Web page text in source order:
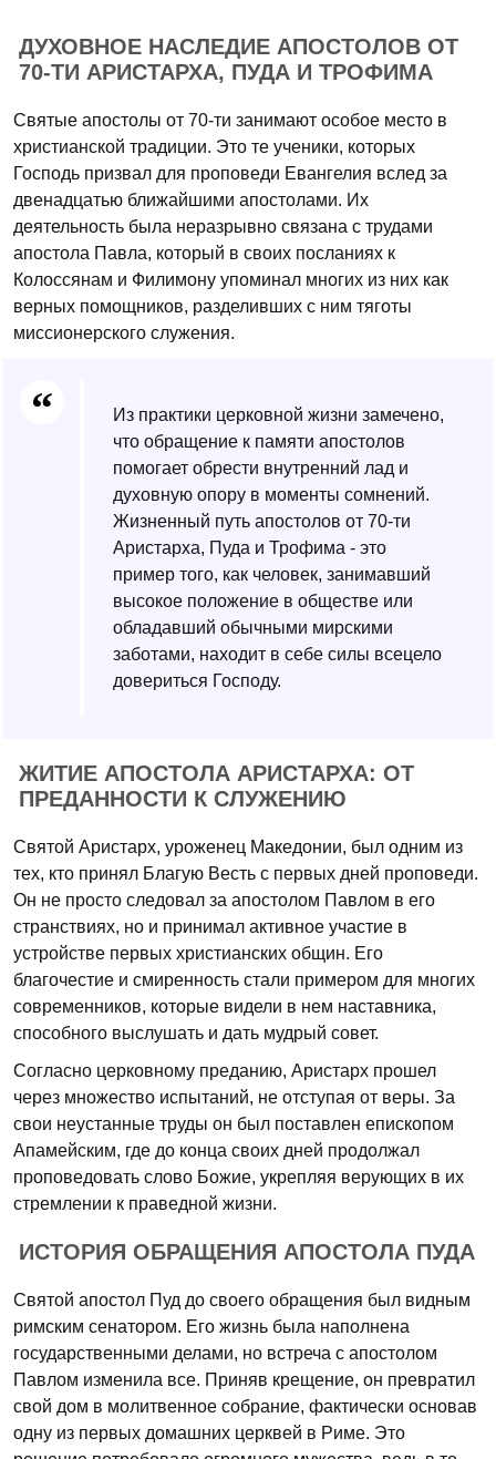
ДУХОВНОЕ НАСЛЕДИЕ АПОСТОЛОВ ОТ
70-ТИ АРИСТАРХА, ПУДА И ТРОФИМА
Святые апостолы от 70-ти занимают особое место в
христианской традиции. Это те ученики, которых
Господь призвал для проповеди Евангелия вслед за
двенадцатью ближайшими апостолами. Их
деятельность была неразрывно связана с трудами
апостола Павла, который в своих посланиях к
Колоссянам и Филимону упоминал многих из них как
верных помощников, разделивших с ним тяготы
миссионерского служения.
Из практики церковной жизни замечено,
что обращение к памяти апостолов
помогает обрести внутренний лад и
духовную опору в моменты сомнений.
Жизненный путь апостолов от 70-ти
Аристарха, Пуда и Трофима - это
пример того, как человек, занимавший
высокое положение в обществе или
обладавший обычными мирскими
заботами, находит в себе силы всецело
довериться Господу.
ЖИТИЕ АПОСТОЛА АРИСТАРХА: ОТ
ПРЕДАННОСТИ К СЛУЖЕНИЮ
Святой Аристарх, уроженец Македонии, был одним из
тех, кто принял Благую Весть с первых дней проповеди.
Он не просто следовал за апостолом Павлом в его
странствиях, но и принимал активное участие в
устройстве первых христианских общин. Его
благочестие и смиренность стали примером для многих
современников, которые видели в нем наставника,
способного выслушать и дать мудрый совет.
Согласно церковному преданию, Аристарх прошел
через множество испытаний, не отступая от веры. За
свои неустанные труды он был поставлен епископом
Апамейским, где до конца своих дней продолжал
проповедовать слово Божие, укрепляя верующих в их
стремлении к праведной жизни.
ИСТОРИЯ ОБРАЩЕНИЯ АПОСТОЛА ПУДА
Святой апостол Пуд до своего обращения был видным
римским сенатором. Его жизнь была наполнена
государственными делами, но встреча с апостолом
Павлом изменила все. Приняв крещение, он превратил
свой дом в молитвенное собрание, фактически основав
одну из первых домашних церквей в Риме. Это